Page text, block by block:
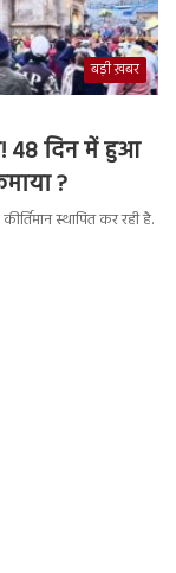
बड़ी ख़बर
48 दिन में हुआ
?
स्थापित कर रही है.